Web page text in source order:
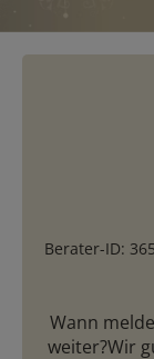
Berater-ID: 365
Wann
weiter?Wir